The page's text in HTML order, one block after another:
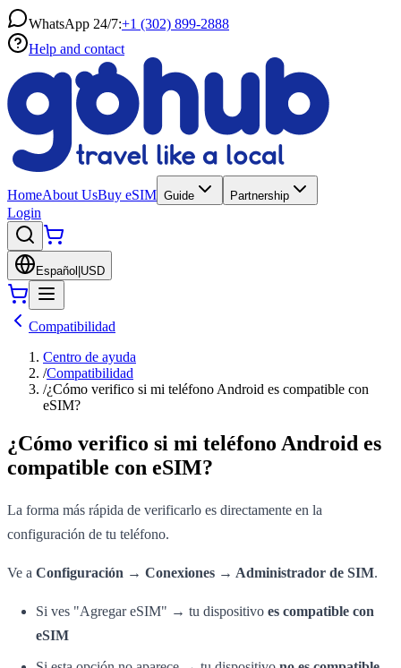
WhatsApp 24/7:+1 (302) 899-2888
Help and contact
HomeAbout UsBuy eSIM Guide Partnership
Login
Español USD
Compatibilidad
Centro de ayuda
/Compatibilidad
/¿Cómo verifico si mi teléfono Android es compatible con
eSIM?
¿Cómo verifico si mi teléfono Android es
compatible con eSIM?
La forma más rápida de verificarlo es directamente en la
configuración de tu teléfono.
Ve a Configuración → Conexiones → Administrador de SIM.
Si ves "Agregar eSIM" → tu dispositivo es compatible con
eSIM